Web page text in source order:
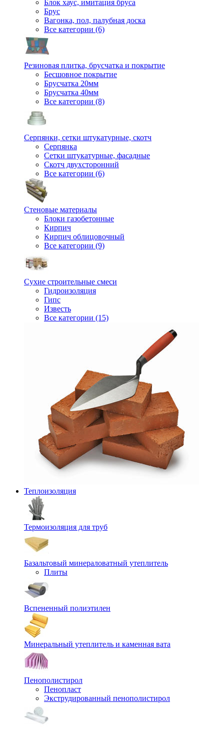
Блок хаус, имитация бруса
Брус
Вагонка, пол, палубная доска
Все категории (6)
Резиновая плитка, брусчатка и покрытие
Бесшовное покрытие
Брусчатка 20мм
Брусчатка 40мм
Все категории (8)
Серпянки, сетки штукатурные, скотч
Серпянка
Сетки штукатурные, фасадные
Скотч двухсторонний
Все категории (6)
Стеновые материалы
Блоки газобетонные
Кирпич
Кирпич облицовочный
Все категории (9)
Сухие строительные смеси
Гидроизоляция
Гипс
Известь
Все категории (15)
Теплоизоляция
Термоизоляция для труб
Базальтовый минераловатный утеплитель
Плиты
Вспененный полиэтилен
Минеральный утеплитель и каменная вата
Пенополистирол
Пенопласт
Экструдированный пенополистирол